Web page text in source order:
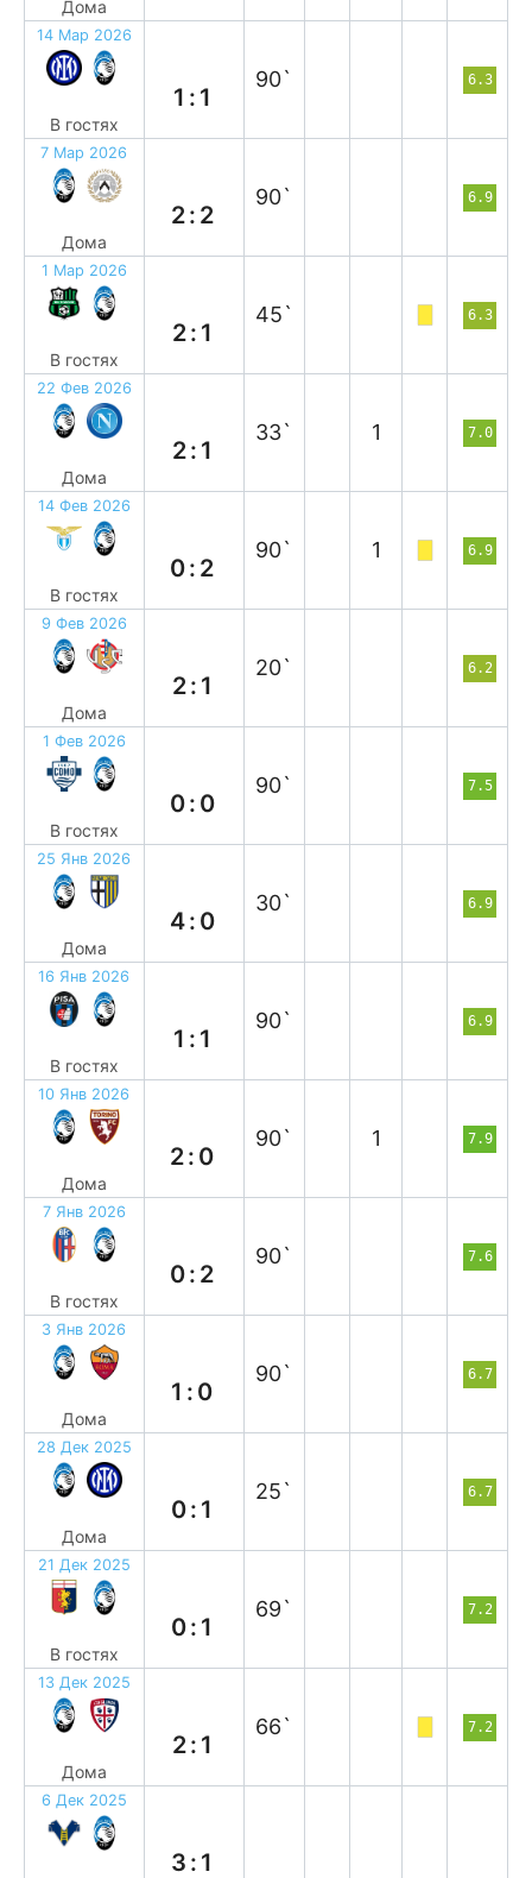
Дома
14 Мар 2026
В гостях
1:1
90` 6.3
7 Мар 2026
Дома
2:2
90` 6.9
1 Мар 2026
В гостях
2:1
45` 6.3
22 Фев 2026
Дома
2:1
33` 1 7.0
14 Фев 2026
В гостях
0:2
90` 1 6.9
9 Фев 2026
Дома
2:1
20` 6.2
1 Фев 2026
В гостях
0:0
90` 7.5
25 Янв 2026
Дома
4:0
30` 6.9
16 Янв 2026
В гостях
1:1
90` 6.9
10 Янв 2026
Дома
2:0
90` 1 7.9
7 Янв 2026
В гостях
0:2
90` 7.6
3 Янв 2026
Дома
1:0
90` 6.7
28 Дек 2025
Дома
0:1
25` 6.7
21 Дек 2025
В гостях
0:1
69` 7.2
13 Дек 2025
Дома
2:1
66` 7.2
6 Дек 2025
3:1